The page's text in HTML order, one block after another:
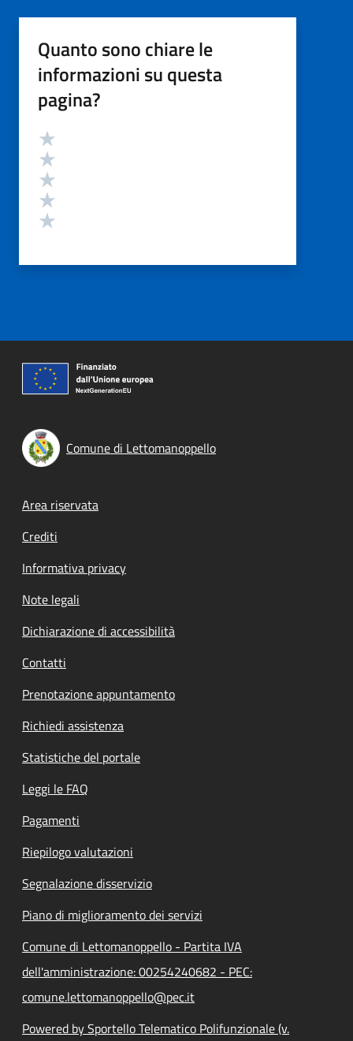
Quanto sono chiare le
informazioni su questa
pagina?
Valutazione
Comune di Lettomanoppello
Footer menu
Area riservata
Crediti
Informativa privacy
Note legali
Dichiarazione di accessibilità
Contatti
Prenotazione appuntamento
Richiedi assistenza
Statistiche del portale
Leggi le FAQ
Pagamenti
Riepilogo valutazioni
Segnalazione disservizio
Piano di miglioramento dei servizi
Comune di Lettomanoppello - Partita IVA
dell'amministrazione: 00254240682 - PEC:
comune.lettomanoppello@pec.it
Powered by Sportello Telematico Polifunzionale (v.